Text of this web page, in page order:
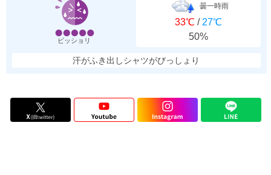
ビッショリ
曇一時雨
33℃ / 27℃
50%
汗がふき出しシャツがびっしょり